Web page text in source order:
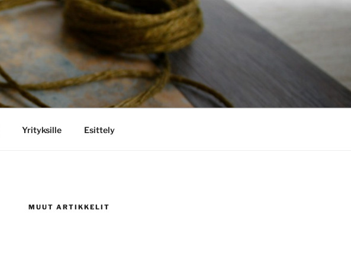
Yrityksille Esittely
MUUT ARTIKKELIT